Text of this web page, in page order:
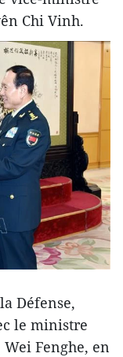
Chi Vinh.
Défense,
le ministre
Fenghe, en